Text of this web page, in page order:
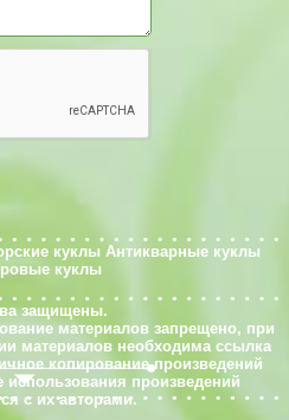
куклы Антикварные куклы
куклы
защищены.
материалов запрещено, при
материалов необходима ссылка
копирование произведений
использования произведений
с их авторами.